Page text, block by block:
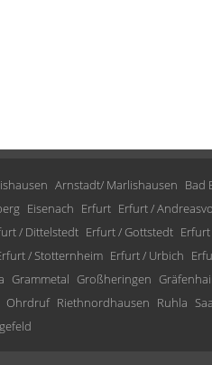
Arnstadt/ Marlishausen Bad
Eisenach Erfurt Erfurt /
/ Dittelstedt Erfurt / Gottstedt
/ Stotternheim Erfurt / Urbich
Grammetal Großheringen
Ohrdruf Riethnordhausen Ruhla